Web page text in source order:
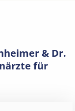
& Dr.
für